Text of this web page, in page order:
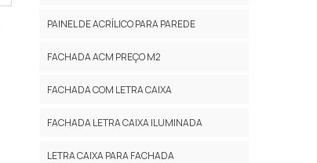
PAINEL DE ACRÍLICO PARA PAREDE
FACHADA ACM PREÇO M2
FACHADA COM LETRA CAIXA
FACHADA LETRA CAIXA ILUMINADA
LETRA CAIXA PARA FACHADA